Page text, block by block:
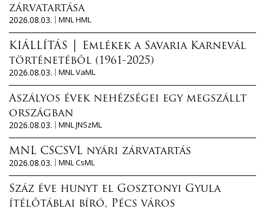
zárvatartása
2026.08.03.
MNL HML
KIÁLLÍTÁS │ Emlékek a Savaria Karnevál
történetéből (1961-2025)
2026.08.03.
MNL VaML
Aszályos évek nehézségei egy megszállt
országban
2026.08.03.
MNL JNSzML
MNL CSCSVL nyári zárvatartás
2026.08.03.
MNL CsML
Száz éve hunyt el Gosztonyi Gyula
ítélőtáblai bíró, Pécs város